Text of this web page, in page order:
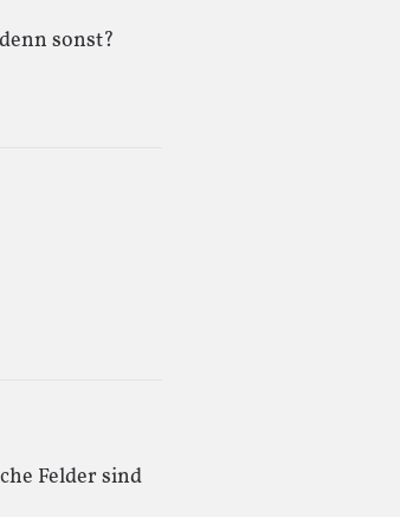
sonst?
Felder sind